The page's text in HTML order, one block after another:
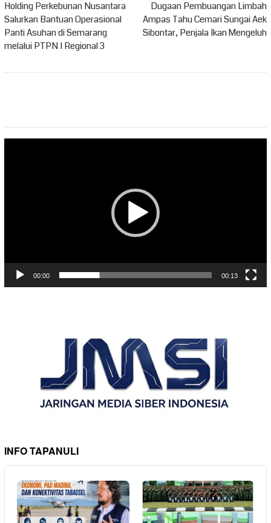
pos
Holding Perkebunan Nusantara
Salurkan Bantuan Operasional
Panti Asuhan di Semarang
melalui PTPN I Regional 3
Dugaan Pembuangan Limbah
Ampas Tahu Cemari Sungai Aek
Sibontar, Penjala Ikan Mengeluh
00:00 00:13
INFO TAPANULI